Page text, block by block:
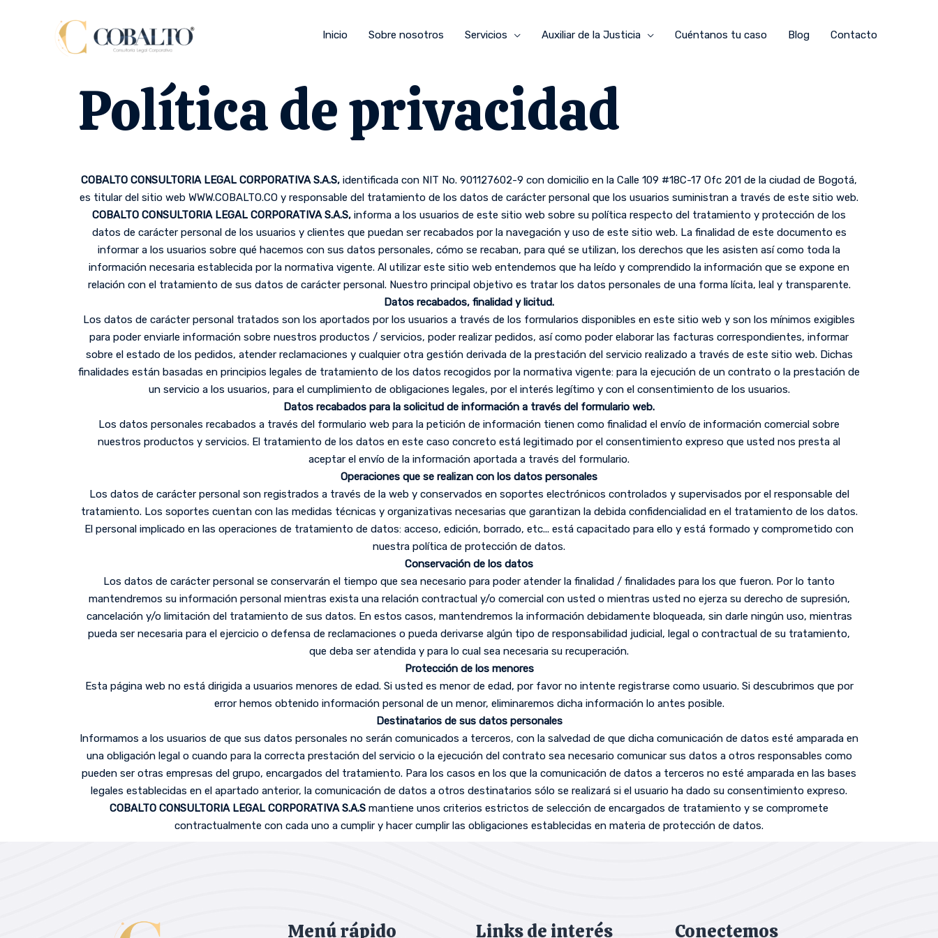
Inicio Sobre nosotros Servicios Auxiliar de la Justicia Cuéntanos tu caso Blog Contacto
Política de privacidad
COBALTO CONSULTORIA LEGAL CORPORATIVA S.A.S, identificada con NIT No. 901127602-9 con domicilio en la Calle 109 #18C-17 Ofc 201 de la ciudad de Bogotá,
es titular del sitio web WWW.COBALTO.CO y responsable del tratamiento de los datos de carácter personal que los usuarios suministran a través de este sitio web.
COBALTO CONSULTORIA LEGAL CORPORATIVA S.A.S, informa a los usuarios de este sitio web sobre su política respecto del tratamiento y protección de los
datos de carácter personal de los usuarios y clientes que puedan ser recabados por la navegación y uso de este sitio web. La finalidad de este documento es
informar a los usuarios sobre qué hacemos con sus datos personales, cómo se recaban, para qué se utilizan, los derechos que les asisten así como toda la
información necesaria establecida por la normativa vigente. Al utilizar este sitio web entendemos que ha leído y comprendido la información que se expone en
relación con el tratamiento de sus datos de carácter personal. Nuestro principal objetivo es tratar los datos personales de una forma lícita, leal y transparente.
Datos recabados, finalidad y licitud.
Los datos de carácter personal tratados son los aportados por los usuarios a través de los formularios disponibles en este sitio web y son los mínimos exigibles
para poder enviarle información sobre nuestros productos / servicios, poder realizar pedidos, así como poder elaborar las facturas correspondientes, informar
sobre el estado de los pedidos, atender reclamaciones y cualquier otra gestión derivada de la prestación del servicio realizado a través de este sitio web. Dichas
finalidades están basadas en principios legales de tratamiento de los datos recogidos por la normativa vigente: para la ejecución de un contrato o la prestación de
un servicio a los usuarios, para el cumplimiento de obligaciones legales, por el interés legítimo y con el consentimiento de los usuarios.
Datos recabados para la solicitud de información a través del formulario web.
Los datos personales recabados a través del formulario web para la petición de información tienen como finalidad el envío de información comercial sobre
nuestros productos y servicios. El tratamiento de los datos en este caso concreto está legitimado por el consentimiento expreso que usted nos presta al
aceptar el envío de la información aportada a través del formulario.
Operaciones que se realizan con los datos personales
Los datos de carácter personal son registrados a través de la web y conservados en soportes electrónicos controlados y supervisados por el responsable del
tratamiento. Los soportes cuentan con las medidas técnicas y organizativas necesarias que garantizan la debida confidencialidad en el tratamiento de los datos.
El personal implicado en las operaciones de tratamiento de datos: acceso, edición, borrado, etc... está capacitado para ello y está formado y comprometido con
nuestra política de protección de datos.
Conservación de los datos
Los datos de carácter personal se conservarán el tiempo que sea necesario para poder atender la finalidad / finalidades para los que fueron. Por lo tanto
mantendremos su información personal mientras exista una relación contractual y/o comercial con usted o mientras usted no ejerza su derecho de supresión,
cancelación y/o limitación del tratamiento de sus datos. En estos casos, mantendremos la información debidamente bloqueada, sin darle ningún uso, mientras
pueda ser necesaria para el ejercicio o defensa de reclamaciones o pueda derivarse algún tipo de responsabilidad judicial, legal o contractual de su tratamiento,
que deba ser atendida y para lo cual sea necesaria su recuperación.
Protección de los menores
Esta página web no está dirigida a usuarios menores de edad. Si usted es menor de edad, por favor no intente registrarse como usuario. Si descubrimos que por
error hemos obtenido información personal de un menor, eliminaremos dicha información lo antes posible.
Destinatarios de sus datos personales
Informamos a los usuarios de que sus datos personales no serán comunicados a terceros, con la salvedad de que dicha comunicación de datos esté amparada en
una obligación legal o cuando para la correcta prestación del servicio o la ejecución del contrato sea necesario comunicar sus datos a otros responsables como
pueden ser otras empresas del grupo, encargados del tratamiento. Para los casos en los que la comunicación de datos a terceros no esté amparada en las bases
legales establecidas en el apartado anterior, la comunicación de datos a otros destinatarios sólo se realizará si el usuario ha dado su consentimiento expreso.
COBALTO CONSULTORIA LEGAL CORPORATIVA S.A.S mantiene unos criterios estrictos de selección de encargados de tratamiento y se compromete
contractualmente con cada uno a cumplir y hacer cumplir las obligaciones establecidas en materia de protección de datos.
Menú rápido Links de interés Conectemos